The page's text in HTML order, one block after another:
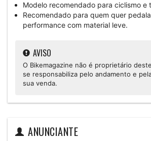
Modelo recomendado para ciclismo e
Recomendado para quem quer
performance com material leve.
AVISO
O Bikemagazine não é proprietário
se responsabiliza pelo andamento e
sua venda.
ANUNCIANTE